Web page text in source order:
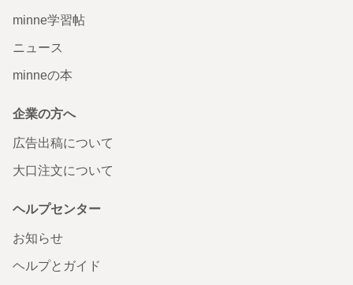
minne学習帖
ニュース
minneの本
企業の方へ
広告出稿について
大口注文について
ヘルプセンター
お知らせ
ヘルプとガイド